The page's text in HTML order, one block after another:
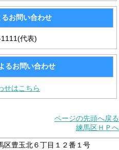
るお問い合わせ
代表)
るお問い合わせ
せはこちら
ページの先頭へ戻る
練馬区ＨＰへ
区豊玉北６丁目１２番１号